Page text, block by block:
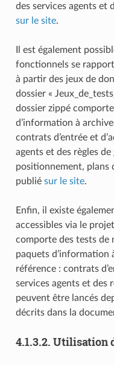
des services agents et
sur le site.
Il est également
fonctionnels se
à partir des jeux de
dossier «
dossier zippé
d’information à
contrats d’entrée et
agents et des règles
positionnement, plans
publié sur le site.
Enfin, il existe
accessibles via le
comporte des tests de
paquets d’information
référence : contrats
services agents et des
peuvent être lancés
décrits dans la
4.1.3.2. Utilisation